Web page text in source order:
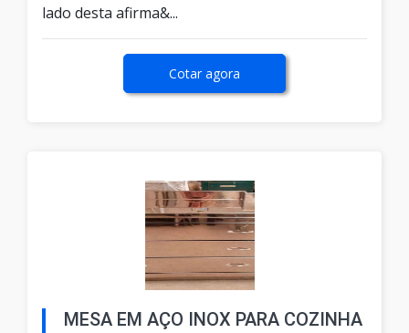
lado desta afirma&...
Cotar agora
MESA EM AÇO INOX PARA COZINHA